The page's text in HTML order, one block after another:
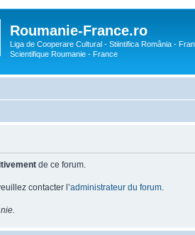
Roumanie-France.ro
Liga de Cooperare Cultural - Stiintifica România -
Scientifique Roumanie - France
de ce forum.
contacter l’administrateur du forum